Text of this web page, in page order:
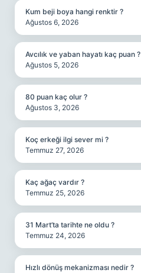
Kum beji boya hangi renktir ?
Ağustos 6, 2026
Avcılık ve yaban hayatı kaç puan ?
Ağustos 5, 2026
80 puan kaç olur ?
Ağustos 3, 2026
Koç erkeği ilgi sever mi ?
Temmuz 27, 2026
Kaç ağaç vardır ?
Temmuz 25, 2026
31 Mart’ta tarihte ne oldu ?
Temmuz 24, 2026
Hızlı dönüş mekanizması nedir ?